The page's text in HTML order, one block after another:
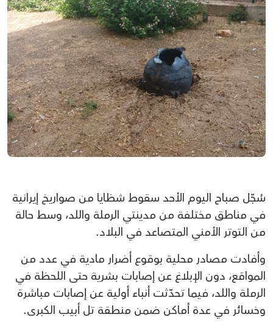
سُجّل صباح اليوم الأحد سقوط شظايا من صواريخ إيرانية
في مناطق مختلفة من مدينتي الرملة واللد، وسط حالة
من التوتر الأمني المتصاعد في البلاد.
وأفادت مصادر محلية بوقوع أضرار مادية في عدد من
المواقع، دون الإبلاغ عن إصابات بشرية حتى اللحظة في
الرملة واللد، فيما تحدّثت أنباء أولية عن إصابات مباشرة
وخسائر في عدة أماكن ضمن منطقة تل أبيب الكبرى.